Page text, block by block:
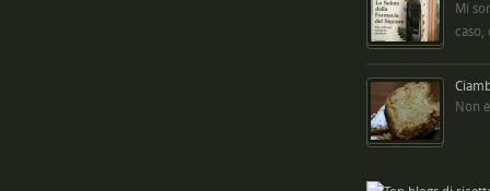
Mi
caso,
Non